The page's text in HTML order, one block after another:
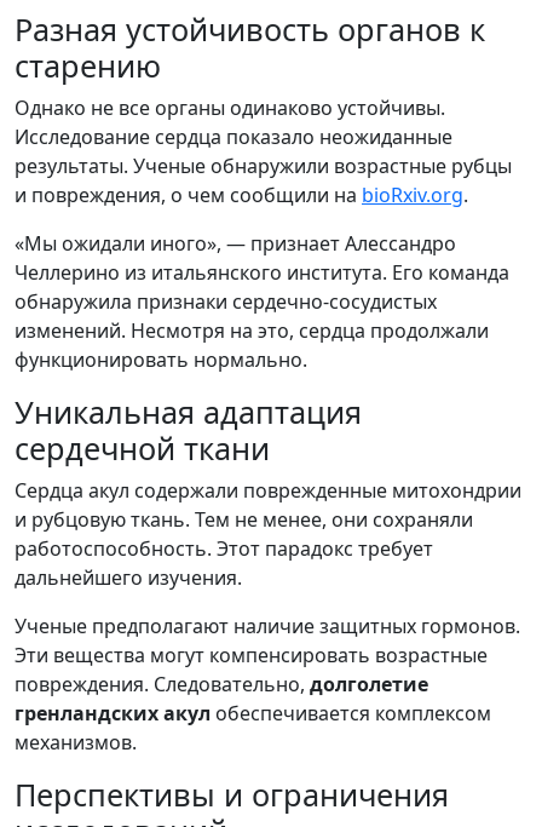
Разная устойчивость органов к
старению
Однако не все органы одинаково устойчивы.
Исследование сердца показало неожиданные
результаты. Ученые обнаружили возрастные рубцы
и повреждения, о чем сообщили на bioRxiv.org.
«Мы ожидали иного», — признает Алессандро
Челлерино из итальянского института. Его команда
обнаружила признаки сердечно-сосудистых
изменений. Несмотря на это, сердца продолжали
функционировать нормально.
Уникальная адаптация
сердечной ткани
Сердца акул содержали поврежденные митохондрии
и рубцовую ткань. Тем не менее, они сохраняли
работоспособность. Этот парадокс требует
дальнейшего изучения.
Ученые предполагают наличие защитных гормонов.
Эти вещества могут компенсировать возрастные
повреждения. Следовательно, долголетие
гренландских акул обеспечивается комплексом
механизмов.
Перспективы и ограничения